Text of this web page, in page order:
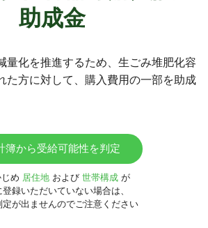
助成金
量化を推進するため、生ごみ堆肥化容
た方に対して、購入費用の一部を助成
簿から受給可能性を判定
め 居住地 および 世帯構成 が
録いただいていない場合は、
定が出ませんのでご注意ください